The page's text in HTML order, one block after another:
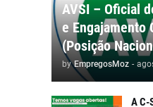
AVSI – Oficial
e Engajamento
(Posição
by EmpregosMoz -
A C-